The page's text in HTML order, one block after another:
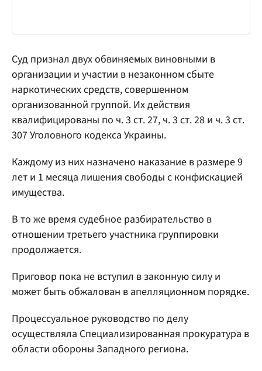
Суд признал двух обвиняемых виновными в
организации и участии в незаконном сбыте
наркотических средств, совершенном
организованной группой. Их действия
квалифицированы по ч. 3 ст. 27, ч. 3 ст. 28 и ч. 3 ст.
307 Уголовного кодекса Украины.
Каждому из них назначено наказание в размере 9
лет и 1 месяца лишения свободы с конфискацией
имущества.
В то же время судебное разбирательство в
отношении третьего участника группировки
продолжается.
Приговор пока не вступил в законную силу и
может быть обжалован в апелляционном порядке.
Процессуальное руководство по делу
осуществляла Специализированная прокуратура в
области обороны Западного региона.